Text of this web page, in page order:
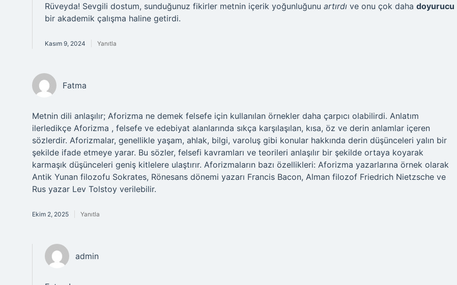
Rüveyda! Sevgili dostum, sunduğunuz fikirler metnin içerik yoğunluğunu artırdı ve onu çok daha doyurucu
bir akademik çalışma haline getirdi.
Kasım 9, 2024 Yanıtla
Fatma
Metnin dili anlaşılır; Aforizma ne demek felsefe için kullanılan örnekler daha çarpıcı olabilirdi. Anlatım
ilerledikçe Aforizma , felsefe ve edebiyat alanlarında sıkça karşılaşılan, kısa, öz ve derin anlamlar içeren
sözlerdir. Aforizmalar, genellikle yaşam, ahlak, bilgi, varoluş gibi konular hakkında derin düşünceleri yalın bir
şekilde ifade etmeye yarar. Bu sözler, felsefi kavramları ve teorileri anlaşılır bir şekilde ortaya koyarak
karmaşık düşünceleri geniş kitlelere ulaştırır. Aforizmaların bazı özellikleri: Aforizma yazarlarına örnek olarak
Antik Yunan filozofu Sokrates, Rönesans dönemi yazarı Francis Bacon, Alman filozof Friedrich Nietzsche ve
Rus yazar Lev Tolstoy verilebilir.
Ekim 2, 2025 Yanıtla
admin